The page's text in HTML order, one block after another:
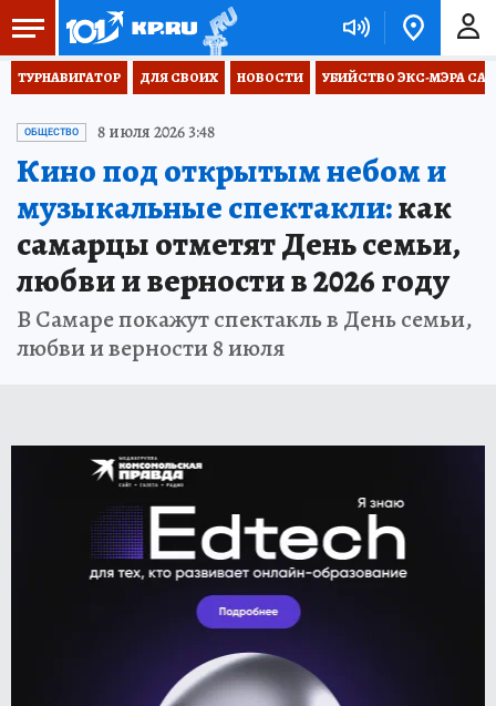
ТУРНАВИГАТОР ДЛЯ СВОИХ НОВОСТИ УБИЙСТВО ЭКС-МЭРА
ОБЩЕСТВО 8 июля 2026 3:48
Кино под открытым небом и
музыкальные спектакли:как
самарцы отметят День семьи,
любви и верности в 2026 году
В Самаре покажут спектакль в День семьи,
любви и верности 8 июля